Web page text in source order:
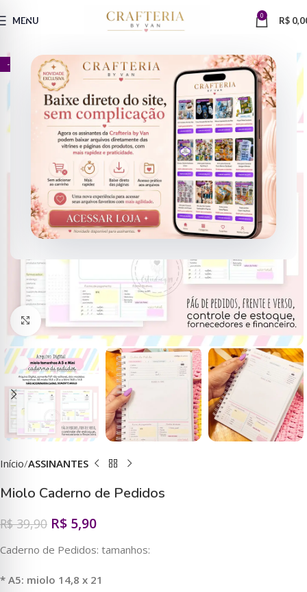
MENU 0 R$
- 85%
Clique para ampliar
Início ASSINANTES
Miolo Caderno de Pedidos
R$39,90 R$ 5,90
Caderno de Pedidos: tamanhos:
* A5: miolo 14,8 x 21